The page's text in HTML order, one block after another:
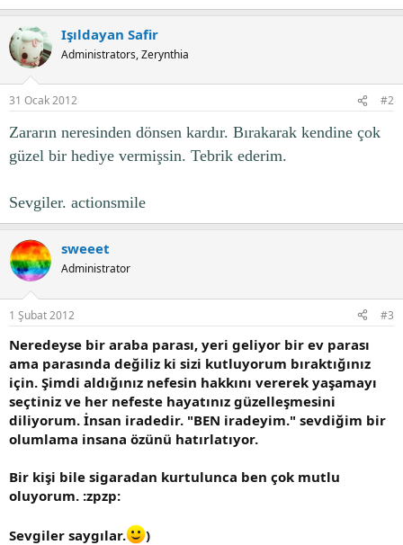
Işıldayan Safir
Administrators, Zerynthia
31 Ocak 2012 #2
Zararın neresinden dönsen kardır. Bırakarak kendine çok
güzel bir hediye vermişsin. Tebrik ederim.
Sevgiler. actionsmile
sweeet
Administrator
1 Şubat 2012 #3
Neredeyse bir araba parası, yeri geliyor bir ev parası
ama parasında değiliz ki sizi kutluyorum bıraktığınız
için. Şimdi aldığınız nefesin hakkını vererek yaşamayı
seçtiniz ve her nefeste hayatınız güzelleşmesini
diliyorum. İnsan iradedir. "BEN iradeyim." sevdiğim bir
olumlama insana özünü hatırlatıyor.
Bir kişi bile sigaradan kurtulunca ben çok mutlu
oluyorum. :zpzp:
Sevgiler saygılar. )